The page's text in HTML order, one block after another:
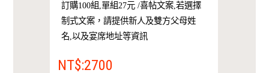
訂購100組,單組27元 /喜帖文案,若選擇
制式文案，請提供新人及雙方父母姓
名,以及宴席地址等資訊
NT$:2700